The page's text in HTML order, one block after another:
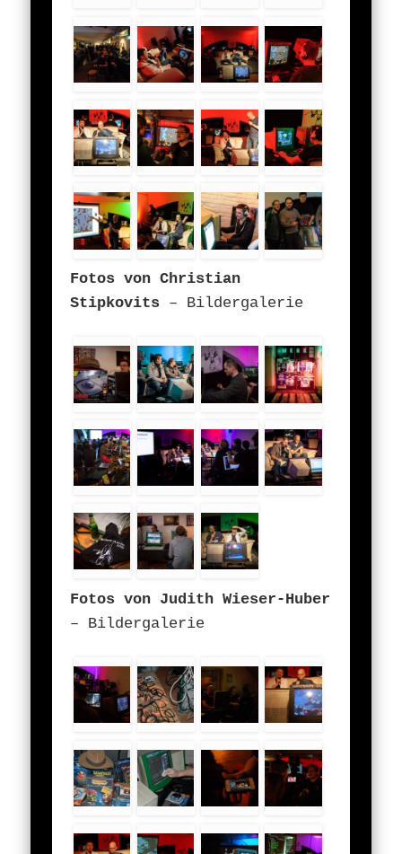
Fotos von Christian
Stipkovits – Bildergalerie
Fotos von Judith Wieser-Huber
– Bildergalerie